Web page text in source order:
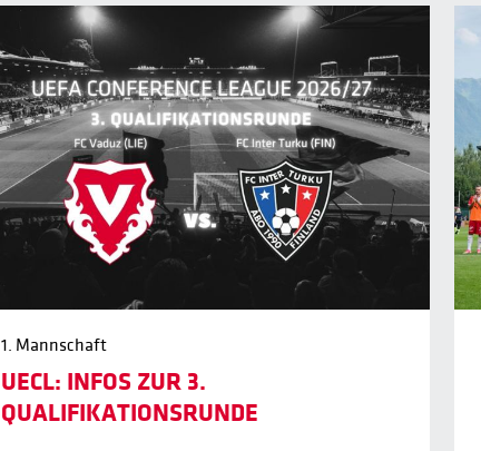
1. Mannschaft
UECL: INFOS ZUR 3.
QUALIFIKATIONSRUNDE